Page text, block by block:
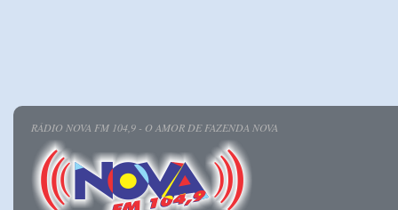
RÁDIO NOVA FM 104,9 - O AMOR DE FAZENDA NOVA